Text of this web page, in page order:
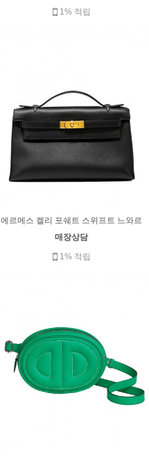
1% 적립
에르메스 켈리 포쉐트 스위프트 느와르
매장상담
1% 적립